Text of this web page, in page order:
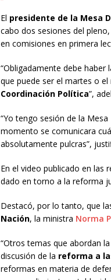
El presidente de la Mesa
cabo dos sesiones del
en comisiones en primera
“Obligadamente debe haber
que puede ser el martes o
Coordinación Política”,
“Yo tengo sesión de la
momento se comunicara
absolutamente pulcras”,
En el video publicado en las
dado en torno a la reforma
Destacó, por lo tanto, que
Nación, la ministra Norma
“Otros temas que abordan
discusión de la reforma a
reformas en materia de